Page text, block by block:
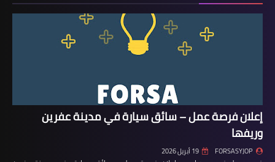
إعلان فرصة عمل – سائق سيارة في مدينة عفرين
وريفها
FORSASYJOP 19 أبريل 2026